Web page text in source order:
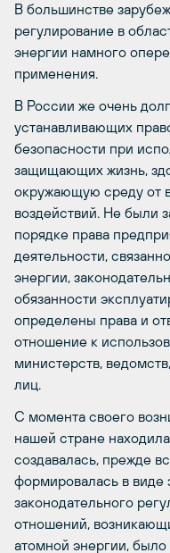
В большинстве
регулирование в
энергии намного
применения.
В России же очень
устанавливающих
безопасности при
защищающих жизнь,
окружающую среду от
воздействий. Не были
порядке права
деятельности,
энергии,
обязанности
определены права и
отношение к
министерств,
лиц.
С момента своего
нашей стране
создавалась, прежде
формировалась в виде
законодательного
отношений,
атомной энергии,